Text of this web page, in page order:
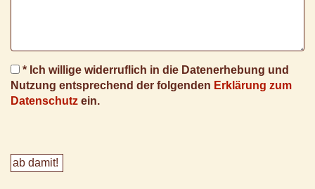
* Ich willige widerruflich in die Datenerhebung und
Nutzung entsprechend der folgenden Erklärung zum
Datenschutz ein.